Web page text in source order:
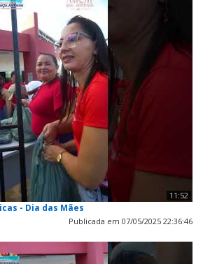
11:52
- Dia das Mães
Publicada em 07/05/2025 22:36:46